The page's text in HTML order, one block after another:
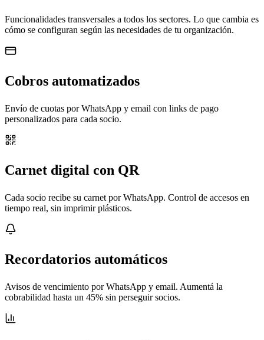
Funcionalidades transversales a todos los sectores. Lo que cambia es
cómo se configuran según las necesidades de tu organización.
Cobros automatizados
Envío de cuotas por WhatsApp y email con links de pago
personalizados para cada socio.
Carnet digital con QR
Cada socio recibe su carnet por WhatsApp. Control de accesos en
tiempo real, sin imprimir plásticos.
Recordatorios automáticos
Avisos de vencimiento por WhatsApp y email. Aumentá la
cobrabilidad hasta un 45% sin perseguir socios.